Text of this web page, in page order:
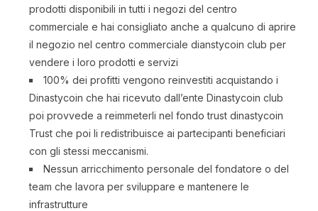
prodotti disponibili in tutti i negozi del centro
commerciale e hai consigliato anche a qualcuno di aprire
il negozio nel centro commerciale dianstycoin club per
vendere i loro prodotti e servizi
100% dei profitti vengono reinvestiti acquistando i
Dinastycoin che hai ricevuto dall’ente Dinastycoin club
poi provvede a reimmeterli nel fondo trust dinastycoin
Trust che poi li redistribuisce ai partecipanti beneficiari
con gli stessi meccanismi.
Nessun arricchimento personale del fondatore o del
team che lavora per sviluppare e mantenere le
infrastrutture